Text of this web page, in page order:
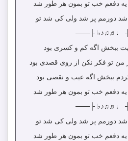
یه دفعم خب تو بمون هر طور شد
شد دورمم پر شد ولی کی شد تو
───┤ ♩♬♫♪♭
ببخش اگه کم و کسری بود
من تو فکر نکن از روی قصدی بود
ببخش اگه عیب و نقصی بود
یه دفعم خب تو بمون هر طور شد
───┤ ♩♬♫♪♭
شد دورمم پر شد ولی کی شد تو
یه دفعم خب تو بمون هر طور شد